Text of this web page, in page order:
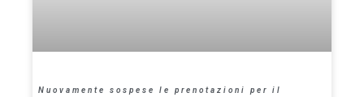
Nuovamente sospese le prenotazioni per il